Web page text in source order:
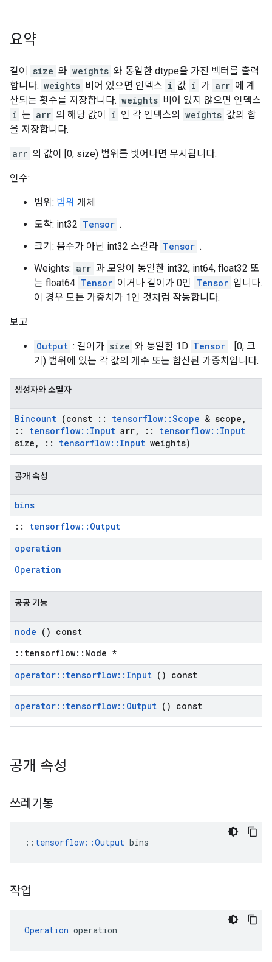
요약
길이 size 와 weights 와 동일한 dtype을 가진 벡터를 출력
합니다. weights 비어 있으면 인덱스 i 값 i 가 arr 에 계
산되는 횟수를 저장합니다. weights 비어 있지 않으면 인덱스
i 는 arr 의 해당 값이 i 인 각 인덱스의 weights 값의 합
을 저장합니다.
arr 의 값이 [0, size) 범위를 벗어나면 무시됩니다.
인수:
범위: 범위 개체
도착: int32 Tensor .
크기: 음수가 아닌 int32 스칼라 Tensor .
Weights: arr 과 모양이 동일한 int32, int64, float32 또
는 float64 Tensor 이거나 길이가 0인 Tensor 입니다.
이 경우 모든 가중치가 1인 것처럼 작동합니다.
보고:
Output : 길이가 size 와 동일한 1D Tensor . [0, 크
기) 범위에 있는 각 값의 개수 또는 합산된 가중치입니다.
생성자와 소멸자
Bincount (const :: tensorflow::Scope & scope ,
::
tensorflow:: Input arr, :: tensorflow:: Input
size , :: tensorflow:: Input weights)
공개 속성
bins
:: tensorflow::Output
operation
Operation
공공 기능
node () const
::tensorflow::Node *
operator:: tensorflow:: Input () const
operator:: tensorflow:: Output () const
공개 속성
쓰레기통
:: tensorflow::Output bins
작업
Operation operation